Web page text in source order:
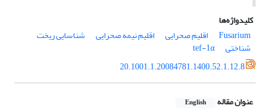
کلیدواژه‌ها
Fusarium
اقلیم صحرایی اقلیم نیمه صحرایی شناسایی ریخت
شناختی
tef-1α
20.1001.1.20084781.1400.52.1.12.8
عنوان مقاله English